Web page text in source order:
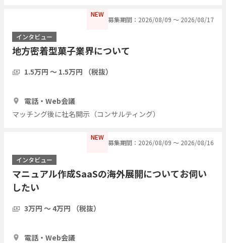
NEW
募集期間：2026/08/09 〜 2026/08/17
インタビュー
地方密着型菓子業界について
1.5万円 〜 1.5万円 （税抜）
電話・Web会議
マッチング後に社名開示（コンサルティング）
NEW
募集期間：2026/08/09 〜 2026/08/16
インタビュー
マニュアル作成SaaSの海外展開についてお伺い
したい
3万円 〜 4万円 （税抜）
電話・Web会議